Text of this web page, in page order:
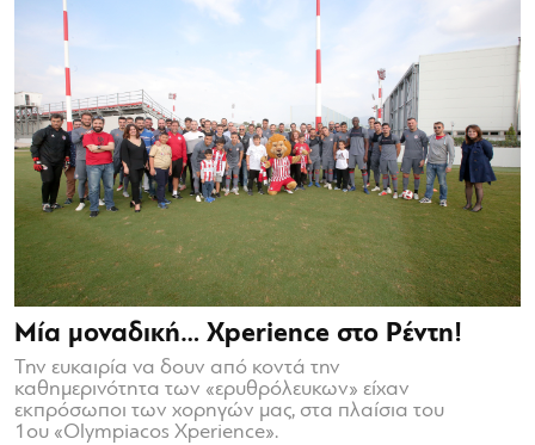
Μία μοναδική… Xperience στο Ρέντη!
Την ευκαιρία να δουν από κοντά την
καθημερινότητα των «ερυθρόλευκων» είχαν
εκπρόσωποι των χορηγών μας, στα πλαίσια του
1ου «Olympiacos Xperience».